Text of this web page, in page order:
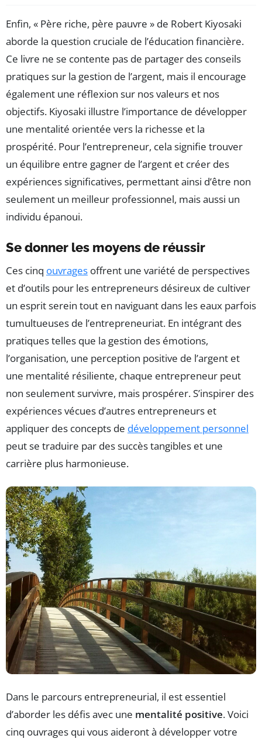
Enfin, « Père riche, père pauvre » de Robert Kiyosaki
aborde la question cruciale de l’éducation financière.
Ce livre ne se contente pas de partager des conseils
pratiques sur la gestion de l’argent, mais il encourage
également une réflexion sur nos valeurs et nos
objectifs. Kiyosaki illustre l’importance de développer
une mentalité orientée vers la richesse et la
prospérité. Pour l’entrepreneur, cela signifie trouver
un équilibre entre gagner de l’argent et créer des
expériences significatives, permettant ainsi d’être non
seulement un meilleur professionnel, mais aussi un
individu épanoui.
Se donner les moyens de réussir
Ces cinq ouvrages offrent une variété de perspectives
et d’outils pour les entrepreneurs désireux de cultiver
un esprit serein tout en naviguant dans les eaux parfois
tumultueuses de l’entrepreneuriat. En intégrant des
pratiques telles que la gestion des émotions,
l’organisation, une perception positive de l’argent et
une mentalité résiliente, chaque entrepreneur peut
non seulement survivre, mais prospérer. S’inspirer des
expériences vécues d’autres entrepreneurs et
appliquer des concepts de développement personnel
peut se traduire par des succès tangibles et une
carrière plus harmonieuse.
Dans le parcours entrepreneurial, il est essentiel
d’aborder les défis avec une mentalité positive. Voici
cinq ouvrages qui vous aideront à développer votre